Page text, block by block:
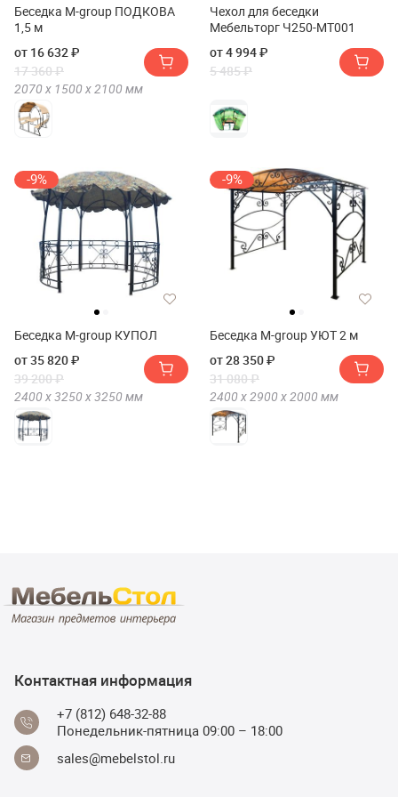
Беседка M-group ПОДКОВА
1,5 м
от 16 632 ₽
17 360 ₽
2070 х 1500 х2100 мм
Чехол для беседки
Мебельторг Ч250-МТ001
от 4 994 ₽
5 485 ₽
-9%
Беседка M-group КУПОЛ
от 35 820 ₽
39 200 ₽
2400 х3250 х3250 мм
-9%
Беседка M-group УЮТ 2 м
от 28 350 ₽
31 080 ₽
2400 х2900 х2000 мм
Контактная информация
+7 (812) 648-32-88
Понедельник-пятница 09:00 – 18:00
sales@mebelstol.ru